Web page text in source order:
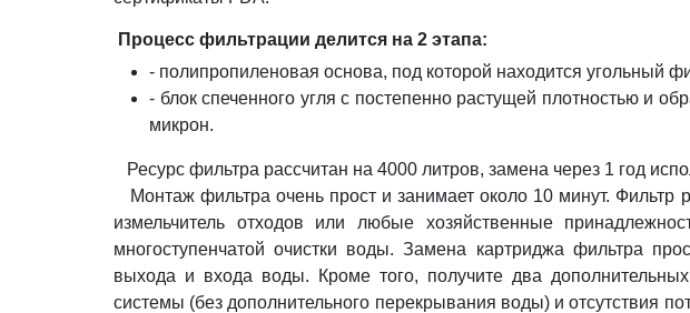
Процесс фильтрации делится на 2 этапа:
- полипропиленовая основа, под которой находится угольный
- блок спеченного угля с постепенно растущей плотностью и
микрон.
Ресурс фильтра рассчитан на 4000 литров, замена через 1 год
Монтаж фильтра очень прост и занимает около 10 минут. Фильтр
измельчитель отходов или любые хозяйственные
многоступенчатой ​​очистки воды. Замена картриджа фильтра
выхода и входа воды. Кроме того, получите два
системы (без дополнительного перекрывания воды) и отсутствия